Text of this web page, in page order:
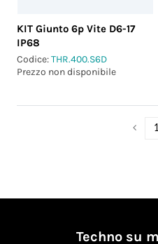
KIT Giunto 6p Vite D6-17
IP68
Codice:THR.400.S6D
Prezzo non disponibile
Techno su